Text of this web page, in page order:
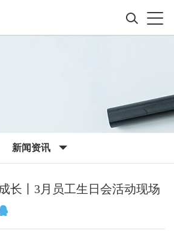
新闻资讯
长丨3月员工生日会活动现场